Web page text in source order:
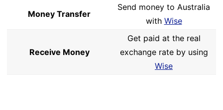
Money Transfer
Send money to Australia
with Wise
Receive Money
Get paid at the real
exchange rate by using
Wise